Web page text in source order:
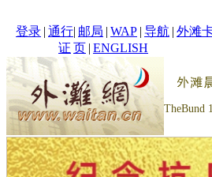
登录 | 通行
证
| 邮局 | WAP | 导航 | 外滩
页 | ENGLISH
TheBund 1